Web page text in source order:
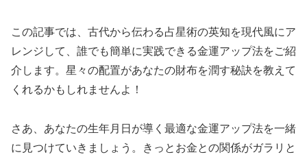
この記事では、古代から伝わる占星術の英知を現代風にア
レンジして、誰でも簡単に実践できる金運アップ法をご紹
介します。星々の配置があなたの財布を潤す秘訣を教えて
くれるかもしれませんよ！
さあ、あなたの生年月日が導く最適な金運アップ法を一緒
に見つけていきましょう。きっとお金との関係がガラリと